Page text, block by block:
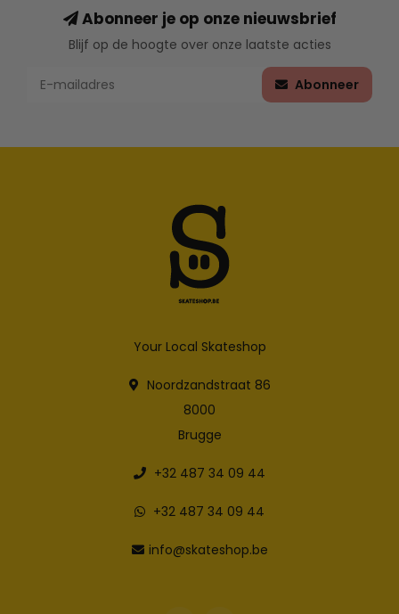
Abonneer je op onze nieuwsbrief
Blijf op de hoogte over onze laatste acties
Abonneer
Your Local Skateshop
Noordzandstraat 86
8000
Brugge
+32 487 34 09 44
+32 487 34 09 44
info@skateshop.be